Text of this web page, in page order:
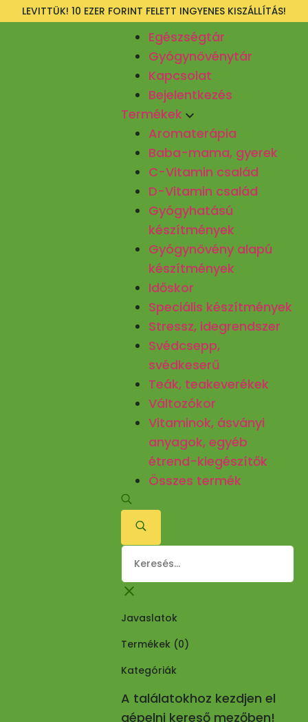
LEVITTÜK! 10 EZER FORINT FELETT INGYENES KISZÁLLÍTÁS!
Egészségtár
Gyógynövénytár
Kapcsolat
Bejelentkezés
Termékek
Aromaterápia
Baba-mama, gyerek
C-Vitamin család
D-Vitamin család
Gyógyhatású
készítmények
Gyógynövény alapú
készítmények
Időskor
Speciális készítmények
Stressz, idegrendszer
Svédcsepp,
svédkeserű
Teák, teakeverékek
Változókor
Vitaminok, ásványi
anyagok, egyéb
étrend-kiegészítők
Összes termék
Javaslatok
Termékek (0)
Kategóriák
A találatokhoz kezdjen el
gépelni kereső mezőben!